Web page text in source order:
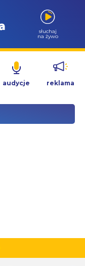
słuchaj
na żywo
audycje reklama